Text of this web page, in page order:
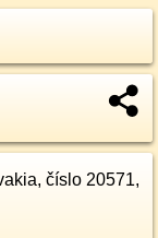
číslo 20571,